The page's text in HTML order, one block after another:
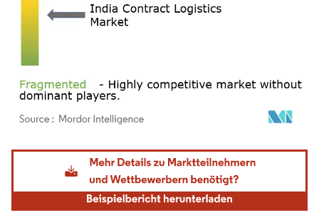
Bild © Mordor Intelligence. Wiederverwendung erfordert Namensnennung gemäß